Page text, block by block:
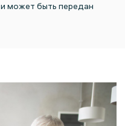
и может быть передан